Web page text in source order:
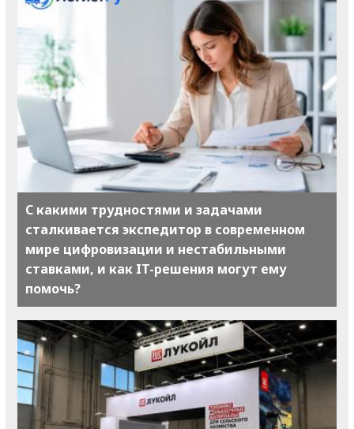
С какими трудностями и задачами
сталкивается экспедитор в современном
мире цифровизации и нестабильными
ставками, и как IT-решения могут ему
помочь?